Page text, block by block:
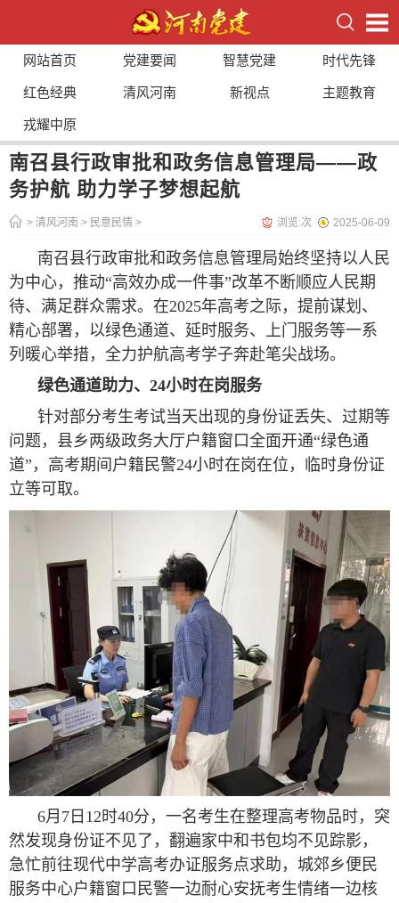
网站首页 党建要闻 智慧党建 时代先锋
红色经典 清风河南 新视点 主题教育
戎耀中原
南召县行政审批和政务信息管理局——政
务护航 助力学子梦想起航
> 清风河南 > 民意民情 > 2025-06-09
浏览:次
南召县行政审批和政务信息管理局始终坚持以人民
为中心，推动“高效办成一件事”改革不断顺应人民期
待、满足群众需求。在2025年高考之际，提前谋划、
精心部署，以绿色通道、延时服务、上门服务等一系
列暖心举措，全力护航高考学子奔赴笔尖战场。
绿色通道助力、24小时在岗服务
针对部分考生考试当天出现的身份证丢失、过期等
问题，县乡两级政务大厅户籍窗口全面开通“绿色通
道”，高考期间户籍民警24小时在岗在位，临时身份证
立等可取。
6月7日12时40分，一名考生在整理高考物品时，突
然发现身份证不见了，翻遍家中和书包均不见踪影，
急忙前往现代中学高考办证服务点求助，城郊乡便民
服务中心户籍窗口民警一边耐心安抚考生情绪一边核